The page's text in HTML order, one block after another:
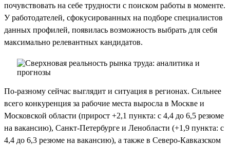
почувствовать на себе трудности с поиском работы в моменте.
У работодателей, сфокусированных на подборе специалистов
данных профилей, появилась возможность выбрать для себя
максимально релевантных кандидатов.
По-разному сейчас выглядит и ситуация в регионах. Сильнее
всего конкуренция за рабочие места выросла в Москве и
Московской области (прирост +2,1 пункта: с 4,4 до 6,5 резюме
на вакансию), Санкт-Петербурге и Ленобласти (+1,9 пункта: с
4,4 до 6,3 резюме на вакансию), а также в Северо-Кавказском